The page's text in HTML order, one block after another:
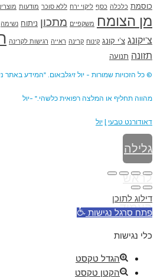
כוסמת כלכלה כסף ליקוי ירח ללא סוכר מודעות
מן הצומח משקפיים מתכון ניתוח נשימה
צ'יקונג צ'י קונג קינוח קרינה ראייה רגישות לקרינה
תזונה תנועה
© כל הזכויות שמורות - יול זיגלבאום. "המידע באתר
מהווה תחליף או המלצה רפואית כלשהי." -יול
דאודורנט טבעי ֻ| יול
גלילה
לראש
העמוד
דילוג לתוכן
פתח סרגל נגישות
כלי נגישות
הגדל טקסט
הקטן טקסט